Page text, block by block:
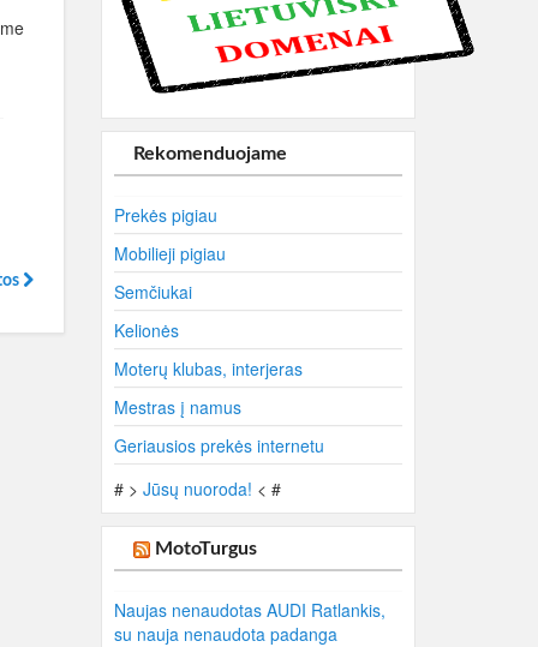
Rekomenduojame
Prekės pigiau
Mobilieji pigiau
Semčiukai
Kelionės
Moterų klubas, interjeras
Mestras į namus
Geriausios prekės internetu
# > Jūsų nuoroda! < #
MotoTurgus
Naujas nenaudotas AUDI Ratlankis,
su nauja nenaudota padanga